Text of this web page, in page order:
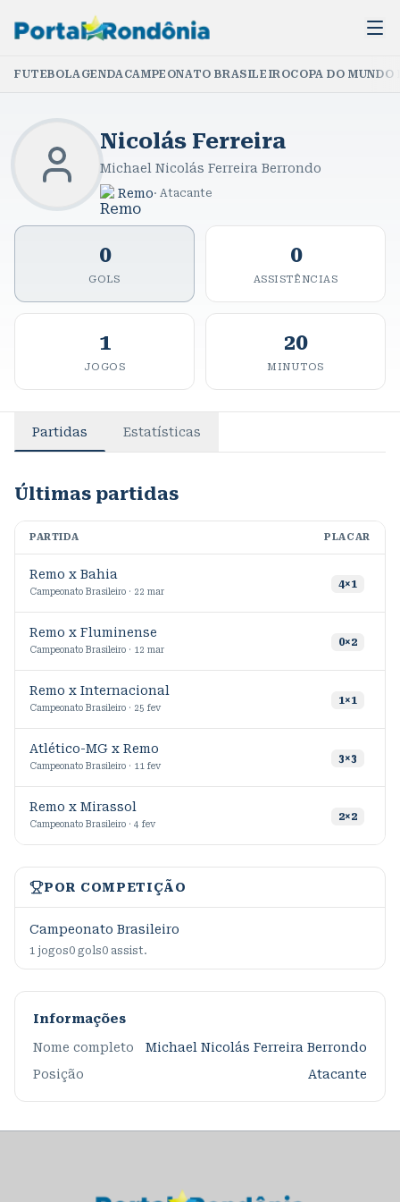
FUTEBOLAGENDACAMPEONATO BRASILEIROCOPA DO
Nicolás Ferreira
Michael Nicolás Ferreira Berrondo
Remo· Atacante
0
GOLS
0
ASSISTÊNCIAS
1
JOGOS
20
MINUTOS
Partidas Estatísticas
Últimas partidas
PARTIDA PLACAR
Remo x Bahia
Campeonato Brasileiro · 22 mar
4×1
Remo x Fluminense
Campeonato Brasileiro · 12 mar
0×2
Remo x Internacional
Campeonato Brasileiro · 25 fev
1×1
Atlético-MG x Remo
Campeonato Brasileiro · 11 fev
3×3
Remo x Mirassol
Campeonato Brasileiro · 4 fev
2×2
POR COMPETIÇÃO
Campeonato Brasileiro
1 jogos0 gols0 assist.
Informações
Nome completo
Michael Nicolás Ferreira Berrondo
Posição
Atacante